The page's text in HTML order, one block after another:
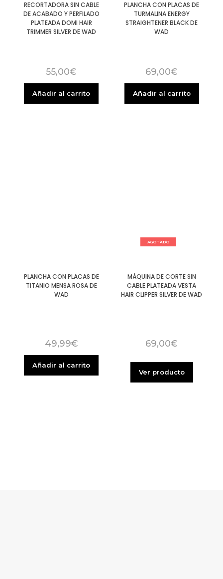
RECORTADORA SIN CABLE
DE ACABADO Y PERFILADO
PLATEADA DOMI HAIR
TRIMMER SILVER DE WAD
55,00€
Añadir al carrito
PLANCHA CON PLACAS DE
TURMALINA ENERGY
STRAIGHTENER BLACK DE
WAD
69,00€
Añadir al carrito
PLANCHA CON PLACAS DE
TITANIO MENSA ROSA DE
WAD
49,99€
Añadir al carrito
AGOTADO
MÁQUINA DE CORTE SIN
CABLE PLATEADA VESTA
HAIR CLIPPER SILVER DE WAD
69,00€
Ver producto